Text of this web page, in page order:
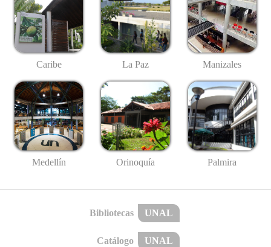
Caribe La Paz Manizales
Medellín Orinoquía Palmira
Bibliotecas UNAL
Catálogo UNAL